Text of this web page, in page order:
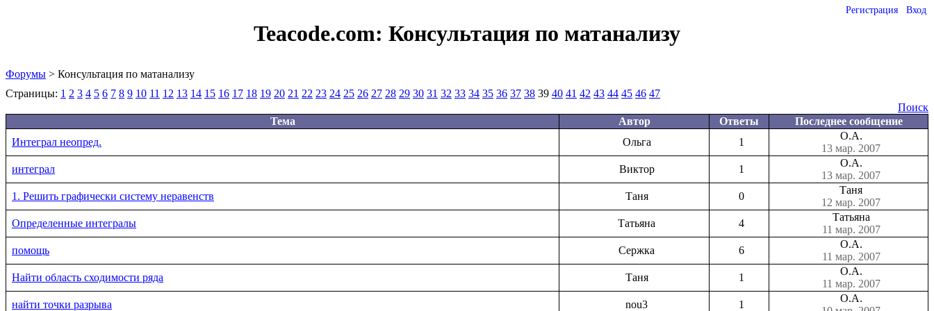
Регистрация Вход
Teacode.com: Консультация по матанализу
Форумы > Консультация по матанализу
Страницы: 1 2 3 4 5 6 7 8 9 10 11 12 13 14 15 16 17 18 19 20 21 22 23 24 25 26 27 28 29 30 31 32 33 34 35 36 37 38 39 40 41 42 43 44 45 46 47
Поиск
Тема
Автор Ответы
Последнее сообщение
Интеграл неопред.
Ольга 1
О.А.
13 мар. 2007
интеграл
Виктор 1
О.А.
13 мар. 2007
1. Решить графически систему неравенств
Таня 0
Таня
12 мар. 2007
Определенные интегралы
Татьяна 4
Татьяна
11 мар. 2007
помощь
Сержка 6
О.А.
11 мар. 2007
Найти область сходимости ряда
Таня 1
О.А.
11 мар. 2007
найти точки разрыва
nou3 1
О.А.